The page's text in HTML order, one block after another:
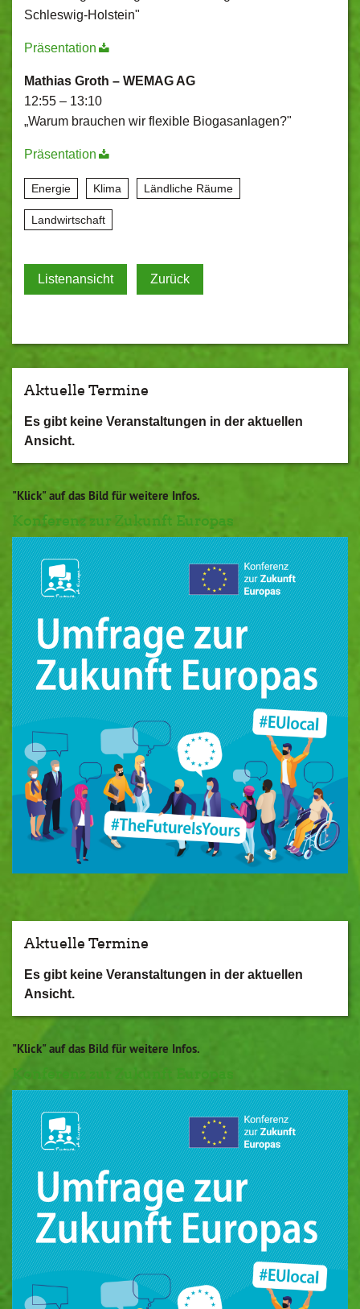
Schleswig-Holstein"
Präsentation
Mathias Groth – WEMAG AG
12:55 – 13:10
„Warum brauchen wir flexible Biogasanlagen?"
Präsentation
Energie Klima Ländliche Räume
Landwirtschaft
Listenansicht Zurück
Aktuelle Termine
Es gibt keine Veranstaltungen in der aktuellen
Ansicht.
"Klick" auf das Bild für weitere Infos.
Konferenz zur Zukunft Europas
Aktuelle Termine
Es gibt keine Veranstaltungen in der aktuellen
Ansicht.
"Klick" auf das Bild für weitere Infos.
Konferenz zur Zukunft Europas